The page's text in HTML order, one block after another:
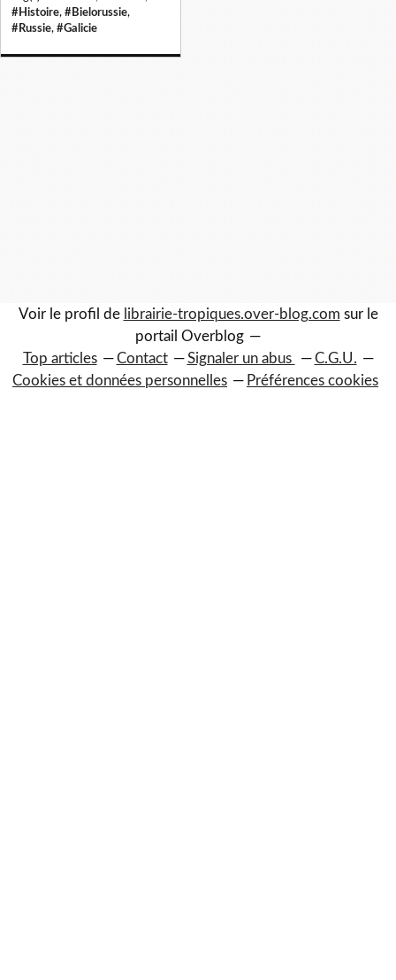
#Histoire, #Bielorussie,
#Russie, #Galicie
Voir le profil de librairie-tropiques.over-blog.com sur le
portail Overblog
Top articles
Contact Signaler un abus
C.G.U.
Cookies et données personnelles
Préférences cookies